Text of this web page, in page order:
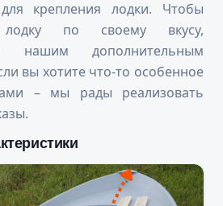
крепления лодки. Чтобы
лодку по своему вкусу,
нашим дополнительным
вы хотите что-то особенное
– мы рады реализовать